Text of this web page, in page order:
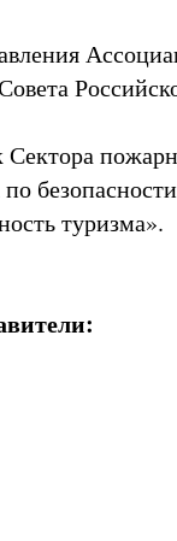
Сектора
туризма».